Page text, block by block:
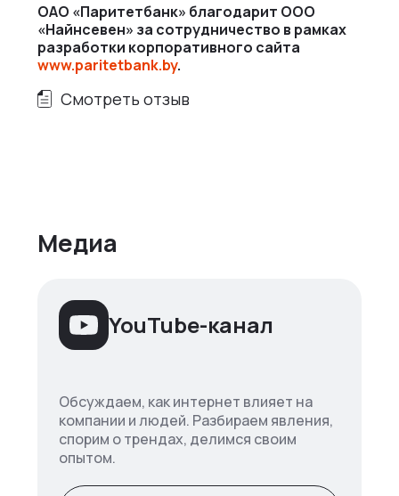
ОАО «Паритетбанк» благодарит ООО
«Найнсевен» за сотрудничество в рамках
разработки корпоративного сайта
www.paritetbank.by.
Смотреть отзыв
Медиа
YouTube-канал
Обсуждаем, как интернет влияет на
компании и людей. Разбираем явления,
спорим о трендах, делимся своим
опытом.